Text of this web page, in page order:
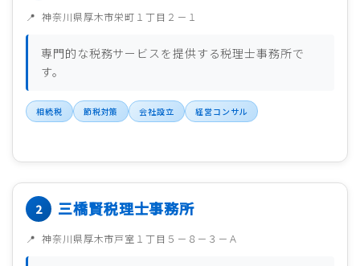
神奈川県厚木市栄町１丁目２－１
専門的な税務サービスを提供する税理士事務所で
す。
相続税 節税対策 会社設立 経営コンサル
三橋賢税理士事務所
神奈川県厚木市戸室１丁目５－８－３－Ａ